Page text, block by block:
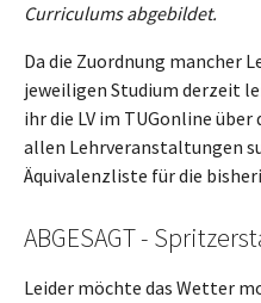
Curriculums abgebildet.
Da die Zuordnung mancher
jeweiligen Studium derzeit
ihr die LV im TUGonline über
allen Lehrveranstaltungen
Äquivalenzliste für die
ABGESAGT -
Leider möchte das Wetter